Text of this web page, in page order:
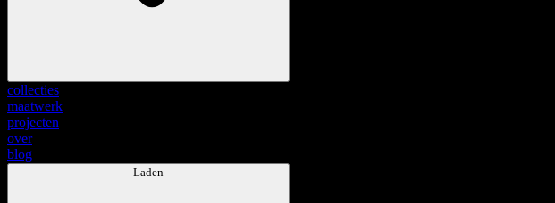
collecties
maatwerk
projecten
over
blog
Laden